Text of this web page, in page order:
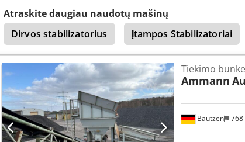
Atraskite daugiau naudotų mašinų
Dirvos stabilizatorius
Įtampos Stabilizatoriai
Bautzen 768
Tiekimo
Ammann